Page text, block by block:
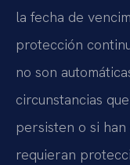
la fecha de
protección
no son
circunstancias
persisten o si
requieran